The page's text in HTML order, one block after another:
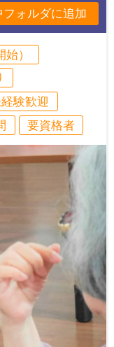
フォルダに追加
）
験歓迎
要資格者